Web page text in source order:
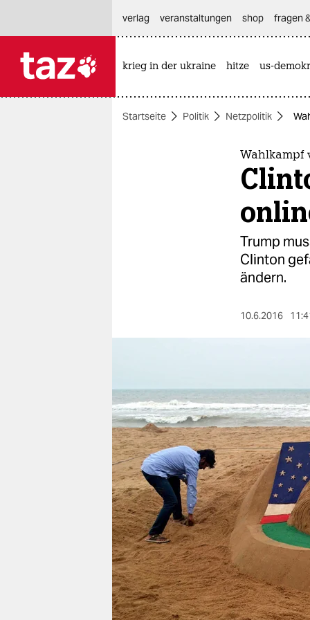
themen
nord
verlag
verlag
veranstaltungen
shop
fragen & hilfe
unterstützen
abo
genossenschaft
verlag
veranstaltungen shop fragen
krieg in der ukraine hitze us-
Startseite Politik Netzpolitik
Wahlkampf
Trump
Clinton
ändern.
10.6.2016